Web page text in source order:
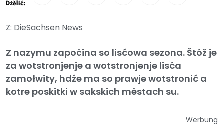
Dźělić:
Z: DieSachsen News
Z nazymu započina so lisćowa sezona. Štóž je
za wotstronjenje a wotstronjenje lisća
zamołwity, hdźe ma so prawje wotstronić a
kotre poskitki w sakskich městach su.
Werbung